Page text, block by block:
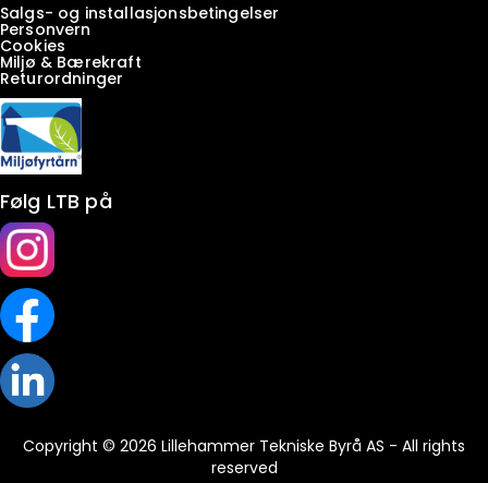
Salgs- og installasjonsbetingelser
Personvern
Cookies
Miljø & Bærekraft
Returordninger
Følg LTB på
Copyright © 2026 Lillehammer Tekniske Byrå AS - All rights
reserved